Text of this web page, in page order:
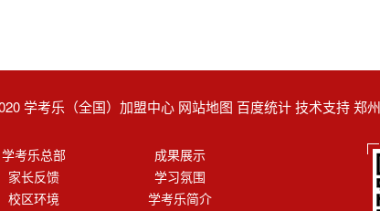
学考乐（全国）加盟中心 网站地图 百度统计 技术支持 郑
学考乐总部
成果展示
家长反馈
学习氛围
校区环境
学考乐简介